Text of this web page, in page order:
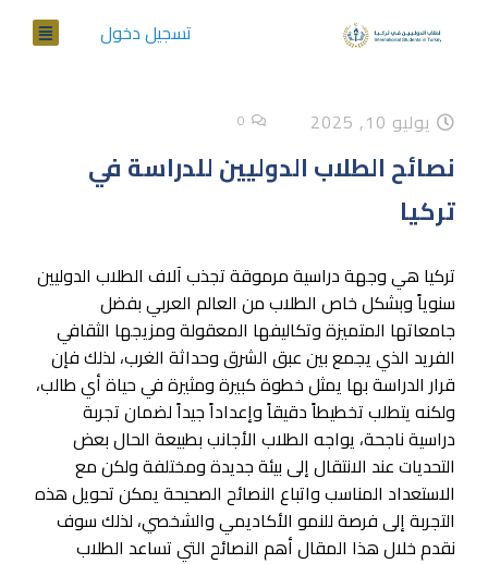
تسجيل دخول
يوليو 10, 2025 0
نصائح الطلاب الدوليين للدراسة في
تركيا
تركيا هي وجهة دراسية مرموقة تجذب آلاف الطلاب الدوليين
سنوياً وبشكل خاص الطلاب من العالم العربي بفضل
جامعاتها المتميزة وتكاليفها المعقولة ومزيجها الثقافي
الفريد الذي يجمع بين عبق الشرق وحداثة الغرب، لذلك فإن
قرار الدراسة بها يمثل خطوة كبيرة ومثيرة في حياة أي طالب،
ولكنه يتطلب تخطيطاً دقيقاً وإعداداً جيداً لضمان تجربة
دراسية ناجحة، يواجه الطلاب الأجانب بطبيعة الحال بعض
التحديات عند الانتقال إلى بيئة جديدة ومختلفة ولكن مع
الاستعداد المناسب واتباع النصائح الصحيحة يمكن تحويل هذه
التجربة إلى فرصة للنمو الأكاديمي والشخصي، لذلك سوف
نقدم خلال هذا المقال أهم النصائح التي تساعد الطلاب